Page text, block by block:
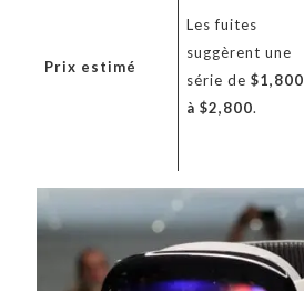
Prix estimé
Les fuites
suggèrent une
série de $1,800
à $2,800.